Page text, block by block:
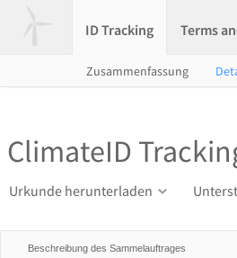
ID Tracking Terms
Zusammenfassung
ClimateID
Urkunde herunterladen
Beschreibung des Sammelauftrages